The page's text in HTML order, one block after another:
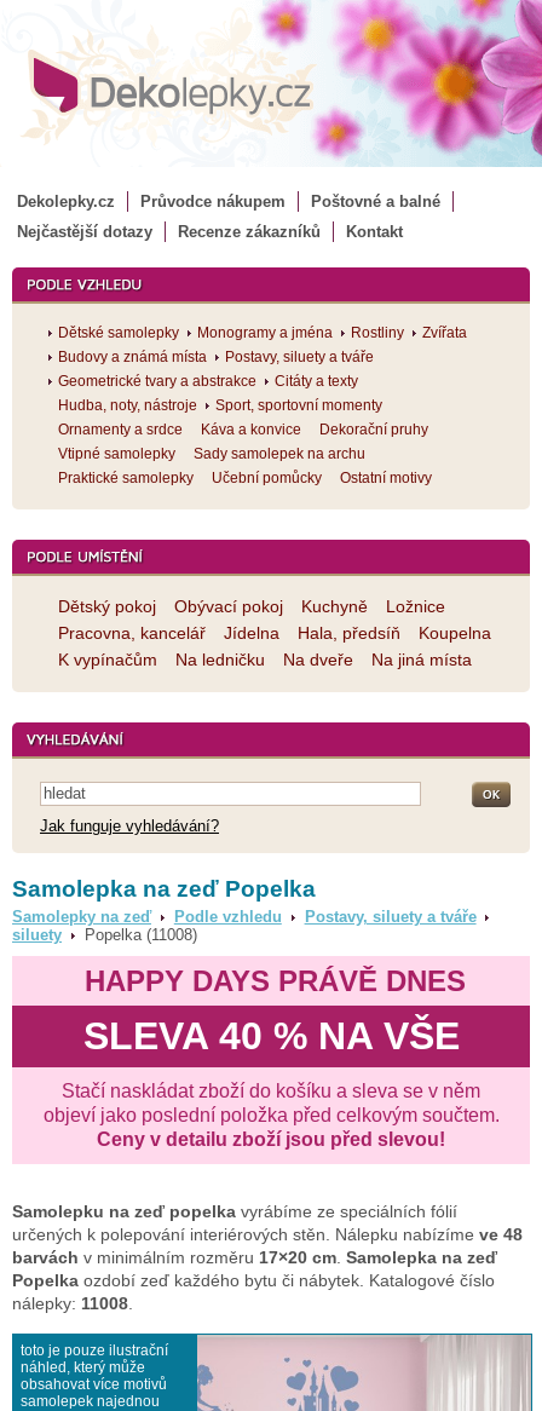
Dekolepky.cz Průvodce nákupem
Poštovné a balné
Nejčastější dotazy
Recenze zákazníků Kontakt
Dětské samolepky Monogramy a jména Rostliny
Zvířata
Budovy a známá místa
Postavy, siluety a tváře
Geometrické tvary a abstrakce
Citáty a texty
Hudba, noty, nástroje
Sport, sportovní momenty
Ornamenty a srdce
Káva a konvice
Dekorační pruhy
Vtipné samolepky
Sady samolepek na archu
Praktické samolepky
Učební pomůcky Ostatní motivy
Dětský pokoj Obývací pokoj Kuchyně
Ložnice
Pracovna, kancelář
Jídelna Hala, předsíň
Koupelna
K vypínačům
Na ledničku Na dveře Na jiná místa
Jak funguje vyhledávání?
Samolepka na zeď Popelka
Samolepky na zeď Podle vzhledu
Postavy, siluety a tváře
siluety
Popelka (11008)
HAPPY DAYS PRÁVĚ DNES
SLEVA 40 % NA VŠE
Stačí naskládat zboží do košíku a sleva se v něm
objeví jako poslední položka před celkovým součtem.
Ceny v detailu zboží jsou před slevou!
Samolepku na zeď popelka vyrábíme ze speciálních fólií
určených k polepování interiérových stěn. Nálepku nabízíme ve 48
barvách v minimálním rozměru 17×20 cm Samolepka na zeď
Popelka ozdobí zeď každého bytu či nábytek. Katalogové číslo
nálepky: 11008
toto je pouze ilustrační
náhled, který může
obsahovat více motivů
samolepek najednou